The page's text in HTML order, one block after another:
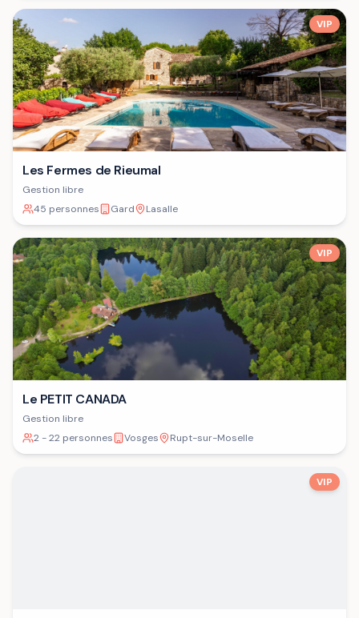
VIP
Les Fermes de Rieumal
Gestion libre
45 personnes
Gard Lasalle
VIP
Le PETIT CANADA
Gestion libre
2 - 22 personnes
Vosges Rupt-sur-Moselle
VIP